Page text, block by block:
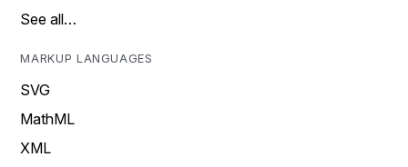
See all…
MARKUP LANGUAGES
SVG
MathML
XML